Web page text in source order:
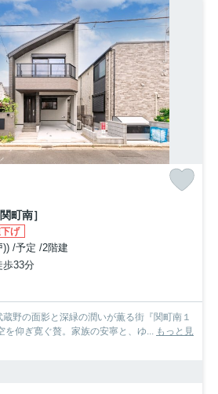
町南］
げ
)) /予定 /2階建
歩33分
野の面影と深緑の潤いが薫る街『関町南１
を仰ぎ寛ぐ贅。家族の安寧と、ゆ... もっと見